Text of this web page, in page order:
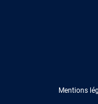
Mentions